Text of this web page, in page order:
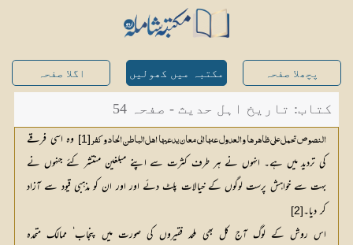
پچھلا صفحہ مکتبہ میں کھولیں اگلا صفحہ
کتاب: تاریخ اہل حدیث - صفحہ 54
النصوص تحمل علی ظاھرھا والعدول عنہا الی معان یدعیھا اھل الباطن الحاد وکفر [1]
بہت سے خواہش پرست لوگوں کے خیالات پلٹ دئے اور اور ان کو مذہبی قیود سے آزاد
کر دیا۔[2]
اس روش کے لوگ آج کل بھی ملحد فقیروں کی صورت میں پنجاب‘ ممالک متحدہ